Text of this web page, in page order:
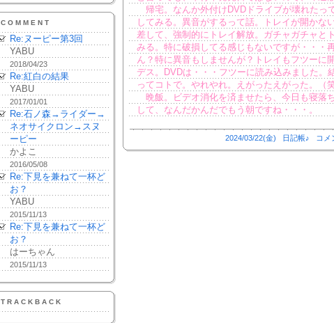
COMMENT
Re:ヌーピー第3回
YABU
2018/04/23
Re:紅白の結果
YABU
2017/01/01
Re:石ノ森→ライダー→
ネオサイクロン→スヌ
ーピー
かよこ
2016/05/08
Re:下見を兼ねて一杯ど
お？
YABU
2015/11/13
Re:下見を兼ねて一杯ど
お？
はーちゃん
2015/11/13
TRACKBACK
帰宅。なんか外付けDVDドライブが壊れたっ
してみる。異音がするって話。トレイが開かな
差して、強制的にトレイ解放。ガチャガチャと
みる。特に破損してる感じもないですが・・・
ん？特に異音もしませんが？トレイもフツーに
デス。DVDは・・・フツーに読み込みました。
ってコトで。やれやれ。えがったえがった。（笑
晩飯。ビデオ消化を済ませたら、今日も寝落
して、なんだかんだでもう朝ですね・・・。
2024/03/22(金) 日記帳♪ コメ